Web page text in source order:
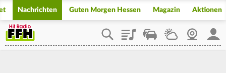
Nachrichten Guten Morgen Hessen Magazin Aktionen
PlaylistStaupilotWetterWebcam